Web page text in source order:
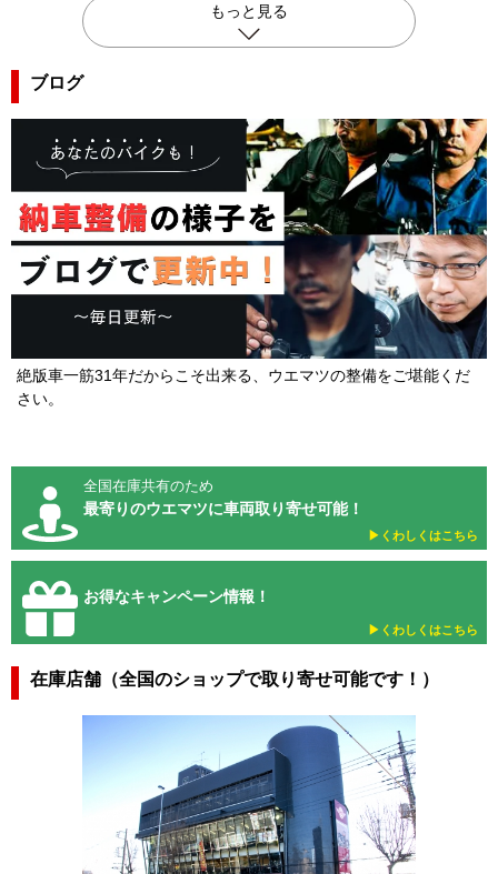
もっと見る
ブログ
絶版車一筋31年だからこそ出来る、ウエマツの整備をご堪能くだ
さい。
全国在庫共有のため
最寄りのウエマツに車両取り寄せ可能！
▶︎くわしくはこちら
お得なキャンペーン情報！
▶︎くわしくはこちら
在庫店舗（全国のショップで取り寄せ可能です！）